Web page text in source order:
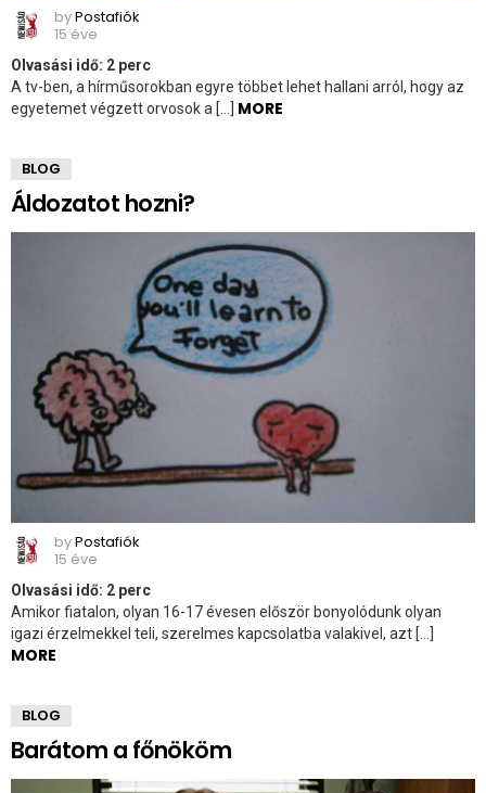
byPostafiók
15 éve
Olvasási idő: 2 perc
A tv-ben, a hírműsorokban egyre többet lehet hallani arról, hogy az
egyetemet végzett orvosok a […] MORE
BLOG
Áldozatot hozni?
byPostafiók
15 éve
Olvasási idő: 2 perc
Amikor fiatalon, olyan 16-17 évesen először bonyolódunk olyan
igazi érzelmekkel teli, szerelmes kapcsolatba valakivel, azt […]
MORE
BLOG
Barátom a főnököm